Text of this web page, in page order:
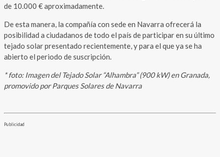
de 10.000 € aproximadamente.
De esta manera, la compañía con sede en Navarra ofrecerá la
posibilidad a ciudadanos de todo el país de participar en su último
tejado solar presentado recientemente, y para el que ya se ha
abierto el periodo de suscripción.
* foto: Imagen del Tejado Solar “Alhambra” (900 kW) en Granada,
promovido por Parques Solares de Navarra
Publicidad